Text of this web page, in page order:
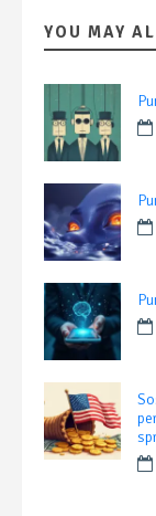
YOU MAY